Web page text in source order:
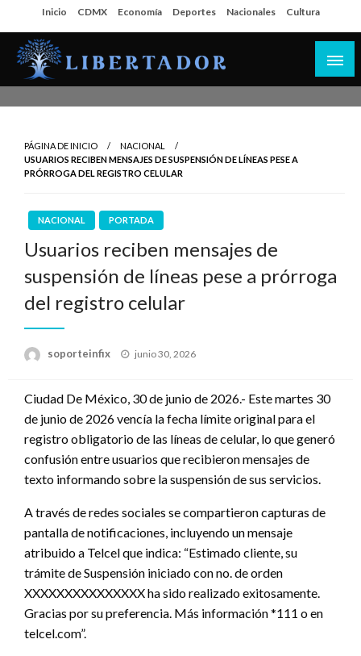
al
contenido
Inicio CDMX Economía Deportes Nacionales Cultura
PÁGINA DE INICIO
NACIONAL
USUARIOS RECIBEN MENSAJES DE SUSPENSIÓN DE LÍNEAS PESE A
PRÓRROGA DEL REGISTRO CELULAR
NACIONAL PORTADA
Usuarios reciben mensajes de
suspensión de líneas pese a prórroga
del registro celular
soporteinfix
Publicado
junio 30, 2026
Ciudad De México, 30 de junio de 2026.- Este martes 30
de junio de 2026 vencía la fecha límite original para el
registro obligatorio de las líneas de celular, lo que generó
confusión entre usuarios que recibieron mensajes de
texto informando sobre la suspensión de sus servicios.
A través de redes sociales se compartieron capturas de
pantalla de notificaciones, incluyendo un mensaje
atribuido a Telcel que indica: “Estimado cliente, su
trámite de Suspensión iniciado con no. de orden
XXXXXXXXXXXXXXX ha sido realizado exitosamente.
Gracias por su preferencia. Más información *111 o en
telcel.com”.